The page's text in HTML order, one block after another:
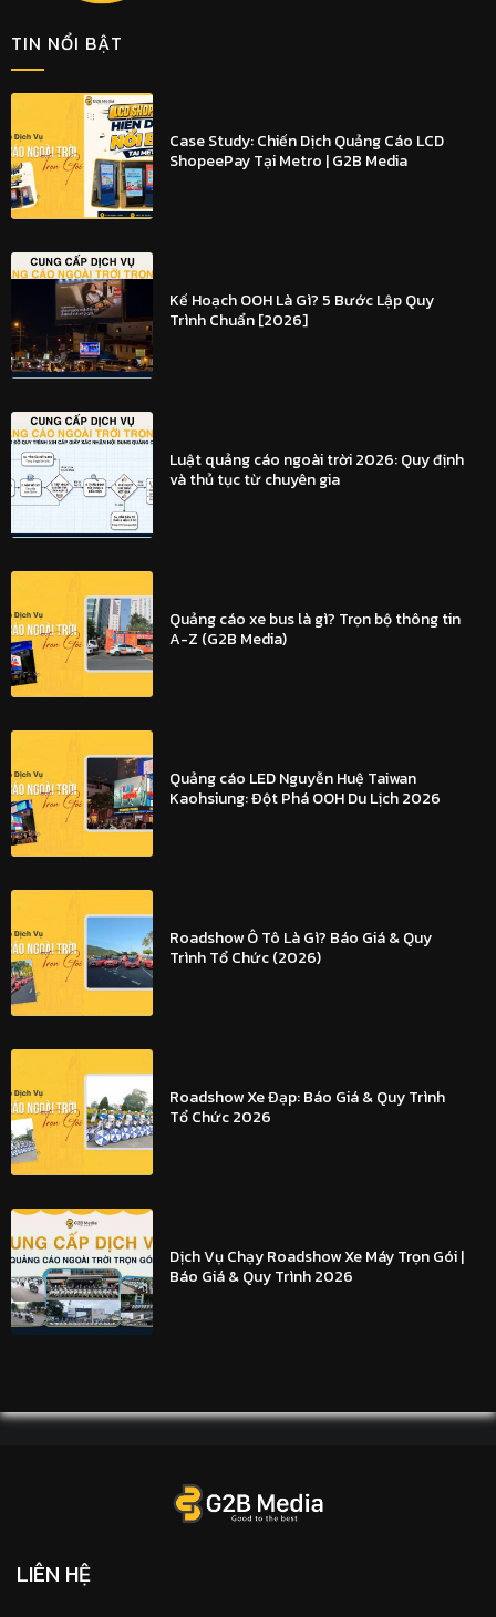
TIN NỔI BẬT
Case Study: Chiến Dịch Quảng Cáo LCD
ShopeePay Tại Metro | G2B Media
Kế Hoạch OOH Là Gì? 5 Bước Lập Quy
Trình Chuẩn [2026]
Luật quảng cáo ngoài trời 2026: Quy định
và thủ tục từ chuyên gia
Quảng cáo xe bus là gì? Trọn bộ thông tin
A-Z (G2B Media)
Quảng cáo LED Nguyễn Huệ Taiwan
Kaohsiung: Đột Phá OOH Du Lịch 2026
Roadshow Ô Tô Là Gì? Báo Giá & Quy
Trình Tổ Chức (2026)
Roadshow Xe Đạp: Báo Giá & Quy Trình
Tổ Chức 2026
Dịch Vụ Chạy Roadshow Xe Máy Trọn Gói |
Báo Giá & Quy Trình 2026
LIÊN HỆ